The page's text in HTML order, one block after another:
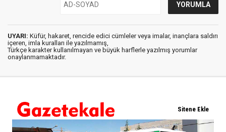
UYARI: Küfür, hakaret, rencide edici cümleler veya imalar, inançlara saldırı
içeren, imla kuralları ile yazılmamış,
Türkçe karakter kullanılmayan ve büyük harflerle yazılmış yorumlar
onaylanmamaktadır.